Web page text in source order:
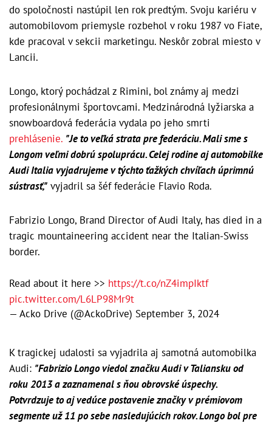
do spoločnosti nastúpil len rok predtým. Svoju kariéru v
automobilovom priemysle rozbehol v roku 1987 vo Fiate,
kde pracoval v sekcii marketingu. Neskôr zobral miesto v
Lancii.
Longo, ktorý pochádzal z Rimini, bol známy aj medzi
profesionálnymi športovcami. Medzinárodná lyžiarska a
snowboardová federácia vydala po jeho smrti
prehlásenie. "Je to veľká strata pre federáciu. Mali sme s
Longom veľmi dobrú spoluprácu. Celej rodine aj automobilke
Audi Italia vyjadrujeme v týchto ťažkých chvíľach úprimnú
sústrasť," vyjadril sa šéf federácie Flavio Roda.
Fabrizio Longo, Brand Director of Audi Italy, has died in a
tragic mountaineering accident near the Italian-Swiss
border.
Read about it here >> https://t.co/nZ4impIktf
pic.twitter.com/L6LP98Mr9t
— Acko Drive (@AckoDrive) September 3, 2024
K tragickej udalosti sa vyjadrila aj samotná automobilka
Audi: "Fabrizio Longo viedol značku Audi v Taliansku od
roku 2013 a zaznamenal s ňou obrovské úspechy.
Potvrdzuje to aj vedúce postavenie značky v prémiovom
segmente už 11 po sebe nasledujúcich rokov. Longo bol pre